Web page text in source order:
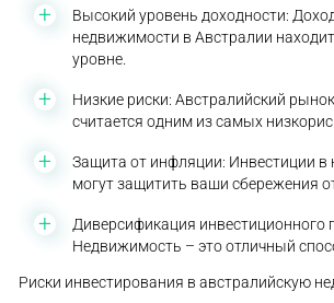
Высокий уровень доходности:
недвижимости в Австралии
уровне.
Низкие риски: Австралийский
считается одним из самых
Защита от инфляции: Инвестиции в
могут защитить ваши сбережения
Диверсификация инвестиционного
Недвижимость – это отличный
Риски инвестирования в австралийскую